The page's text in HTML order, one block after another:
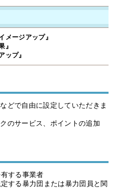
イメージアップ』
』
ップ』
どで自由に設定していただきま
クのサービス、ポイントの追加
する事業者
する暴力団または暴力団員と関